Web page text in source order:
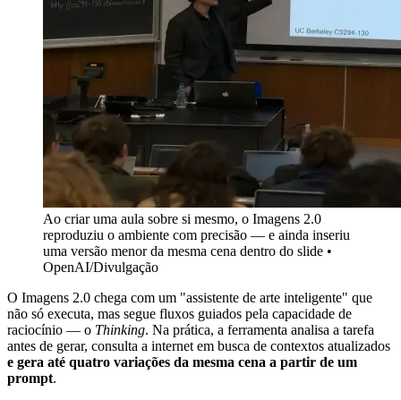
Ao criar uma aula sobre si mesmo, o Imagens 2.0
reproduziu o ambiente com precisão — e ainda inseriu
uma versão menor da mesma cena dentro do slide •
OpenAI/Divulgação
O Imagens 2.0 chega com um "assistente de arte inteligente" que
não só executa, mas segue fluxos guiados pela capacidade de
raciocínio — o Thinking. Na prática, a ferramenta analisa a tarefa
antes de gerar, consulta a internet em busca de contextos atualizados
e gera até quatro variações da mesma cena a partir de um
prompt.